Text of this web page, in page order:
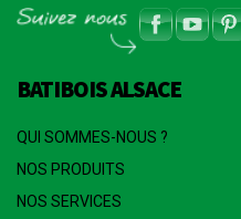
BATIBOIS ALSACE
QUI SOMMES-NOUS ?
NOS PRODUITS
NOS SERVICES